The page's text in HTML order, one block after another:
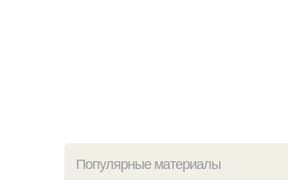
Популярные материалы